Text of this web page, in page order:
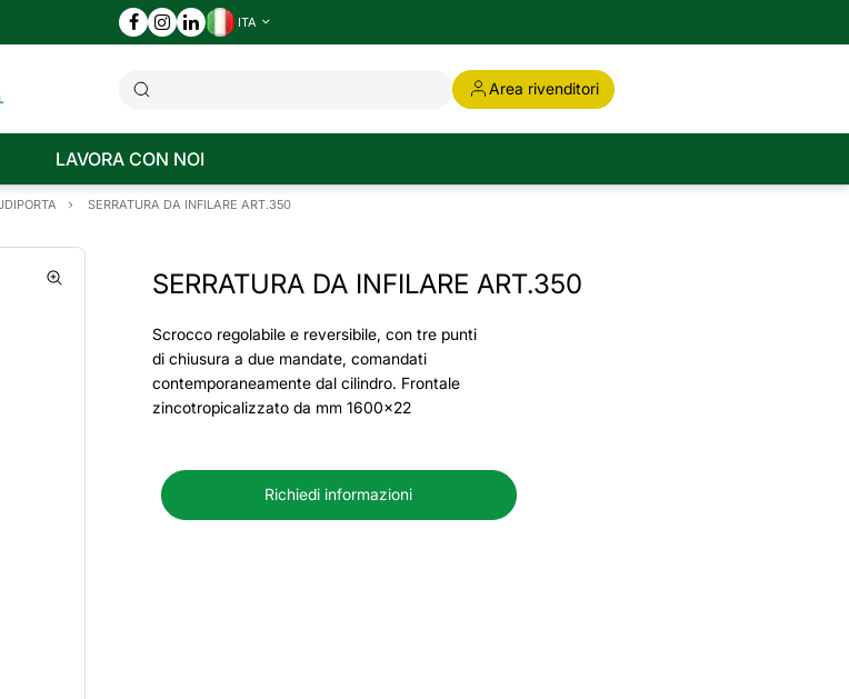
ITA
Area rivenditori
LAVORA CON NOI
SERRATURA DA INFILARE ART.350
SERRATURA DA INFILARE ART.350
Scrocco regolabile e reversibile, con tre punti
di chiusura a due mandate, comandati
contemporaneamente dal cilindro. Frontale
zincotropicalizzato da mm 1600x22
Richiedi informazioni